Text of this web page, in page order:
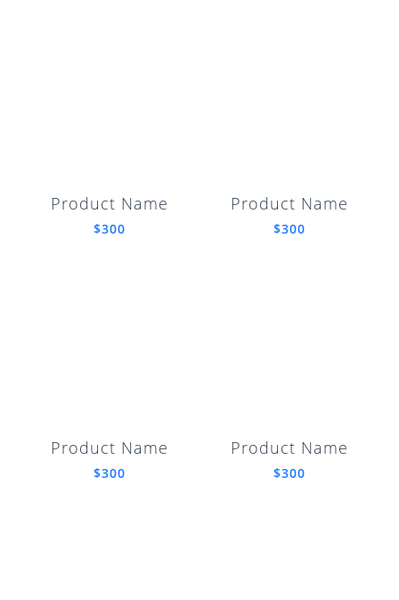
Product Name
$300
Product Name
$300
Product Name
$300
Product Name
$300